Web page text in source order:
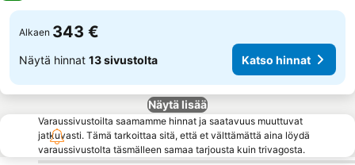
Alkaen 343 €
Näytä hinnat 13 sivustolta Katso hinnat
Näytä lisää
Varaussivustoilta saamamme hinnat ja saatavuus muuttuvat
jatkuvasti. Tämä tarkoittaa sitä, että et välttämättä aina löydä
varaussivustolta täsmälleen samaa tarjousta kuin trivagosta.